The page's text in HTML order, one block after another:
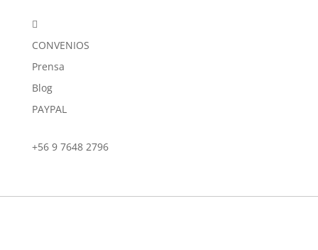

CONVENIOS
Prensa
Blog
PAYPAL
+56 9 7648 2796